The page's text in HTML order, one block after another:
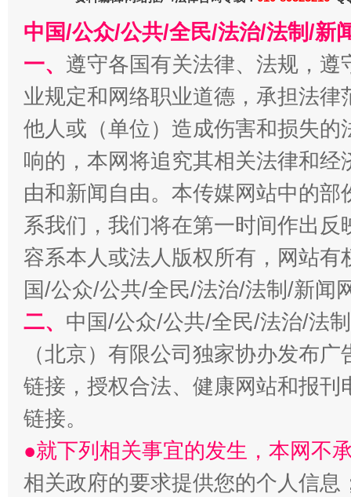
千年窑火 生生不息 一
揭开“小金库”的免责幌子
中国/公众/公共/全民/法治/法制/新
一、 遵守各国有关法律、法规，
业规定和网络职业道德，承担法
他人或（单位）造成伤害和损失
响的，本网将追究其相关法律和
由和新闻自由。本传媒网站中的
系我们，我们将在第一时间作出
容系本人或法人版权所有，网站
国/公众/公共/全民/法治/法制/新闻
二、 中国/公众/公共/全民/法治/法
（北京）有限公司独家协办发布
链接，授权合法、健康网站和报
链接。
●就下列相关事宜的发生，本网不
相关政府的要求提供您的个人信息